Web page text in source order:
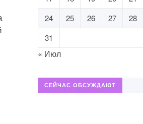
24
25 26 27 28
31
« Июл
СЕЙЧАС ОБСУЖДАЮТ